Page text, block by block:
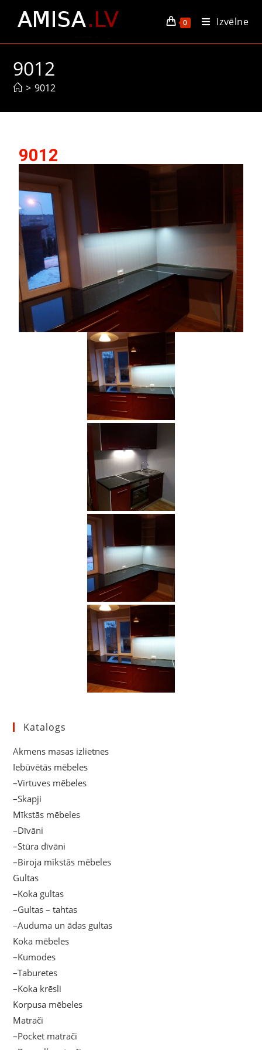
0 Izvēlne
9012
> 9012
9012
Katalogs
Akmens masas izlietnes
Iebūvētās mēbeles
–Virtuves mēbeles
–Skapji
Mīkstās mēbeles
–Dīvāni
–Stūra dīvāni
–Biroja mīkstās mēbeles
Gultas
–Koka gultas
–Gultas – tahtas
–Auduma un ādas gultas
Koka mēbeles
–Kumodes
–Taburetes
–Koka krēsli
Korpusa mēbeles
Matrači
–Pocket matrači